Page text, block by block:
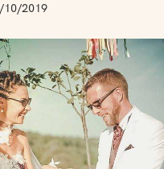
10/2019